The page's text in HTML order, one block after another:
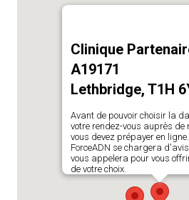
Clinique
A19171
Lethbridge, T1H
Avant de pouvoir choisir la
votre rendez-vous auprès de
vous devez prépayer en
ForceADN se chargera
vous appelera pour vous
de votre choix.